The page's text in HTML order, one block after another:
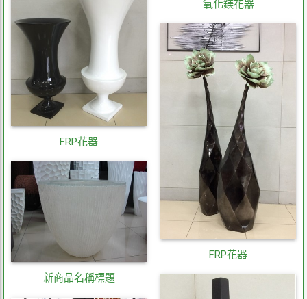
氧化鎂花器
FRP花器
FRP花器
新商品名稱標題